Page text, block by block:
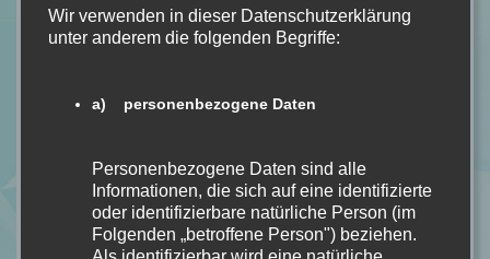
Bildquelle: Ullstein
Buchdetails
Der Blutkünstler
Ullstein
Erschienen:
31.05.2021
Kostenpunkt:10,99€
Wir verwenden in dieser Datenschutzerklärung
unter anderem die folgenden Begriffe:
a) personenbezogene Daten
Personenbezogene Daten sind alle
Informationen, die sich auf eine identifizierte
oder identifizierbare natürliche Person (im
Folgenden „betroffene Person") beziehen.